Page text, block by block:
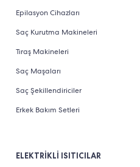
Epilasyon Cihazları
Saç Kurutma Makineleri
Tıraş Makineleri
Saç Maşaları
Saç Şekillendiriciler
Erkek Bakım Setleri
ELEKTRİKLİ ISITICILAR